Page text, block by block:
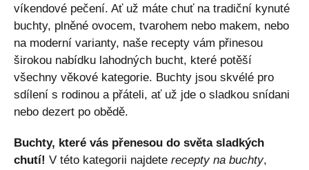
víkendové pečení. Ať už máte chuť na tradiční kynuté
buchty, plněné ovocem, tvarohem nebo makem, nebo
na moderní varianty, naše recepty vám přinesou
širokou nabídku lahodných bucht, které potěší
všechny věkové kategorie. Buchty jsou skvélé pro
sdílení s rodinou a přáteli, ať už jde o sladkou snídani
nebo dezert po obědě.
Buchty, které vás přenesou do světa sladkých
chutí! V této kategorii najdete recepty na buchty,